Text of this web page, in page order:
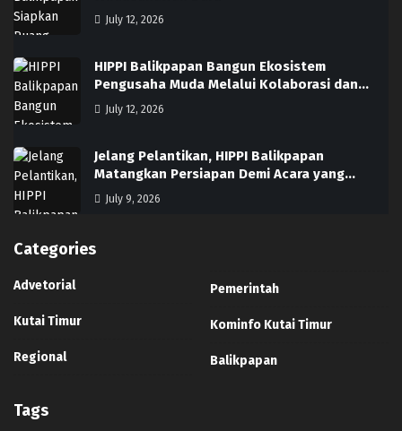
July 12, 2026
HIPPI Balikpapan Bangun Ekosistem
Pengusaha Muda Melalui Kolaborasi dan…
July 12, 2026
Jelang Pelantikan, HIPPI Balikpapan
Matangkan Persiapan Demi Acara yang…
July 9, 2026
Categories
Advetorial
Kutai Timur
Regional
Pemerintah
Kominfo Kutai Timur
Balikpapan
Tags